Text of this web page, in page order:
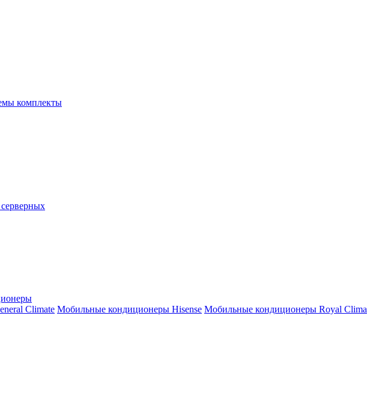
комплекты
Climate Мобильные кондиционеры Hisense Мобильные кондиционеры Royal Clima